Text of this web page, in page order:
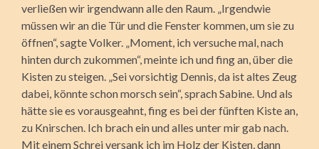
verließen wir irgendwann alle den Raum. „Irgendwie
müssen wir an die Tür und die Fenster kommen, um sie zu
öffnen“, sagte Volker. „Moment, ich versuche mal, nach
hinten durch zukommen“, meinte ich und fing an, über die
Kisten zu steigen. „Sei vorsichtig Dennis, da ist altes Zeug
dabei, könnte schon morsch sein“, sprach Sabine. Und als
hätte sie es vorausgeahnt, fing es bei der fünften Kiste an,
zu Knirschen. Ich brach ein und alles unter mir gab nach.
Mit einem Schrei versank ich im Holz der Kisten, dann